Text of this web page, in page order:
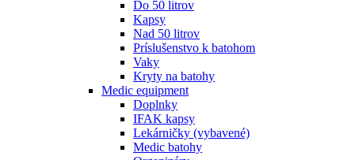
Do 50 litrov
Kapsy
Nad 50 litrov
Príslušenstvo k batohom
Vaky
Kryty na batohy
Medic equipment
Doplnky
IFAK kapsy
Lekárničky (vybavené)
Medic batohy